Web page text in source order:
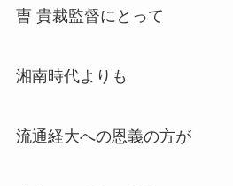
曺 貴裁監督にとって
湘南時代よりも
流通経大への恩義の方が